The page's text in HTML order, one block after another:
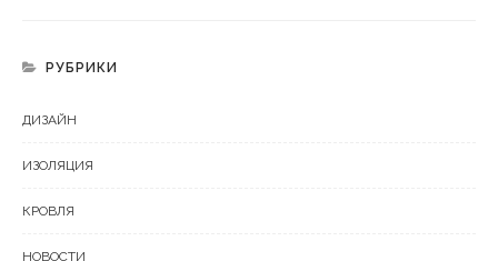
РУБРИКИ
ДИЗАЙН
ИЗОЛЯЦИЯ
КРОВЛЯ
НОВОСТИ